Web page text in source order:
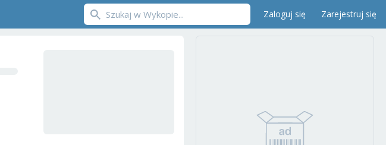
Zaloguj się Zarejestruj się